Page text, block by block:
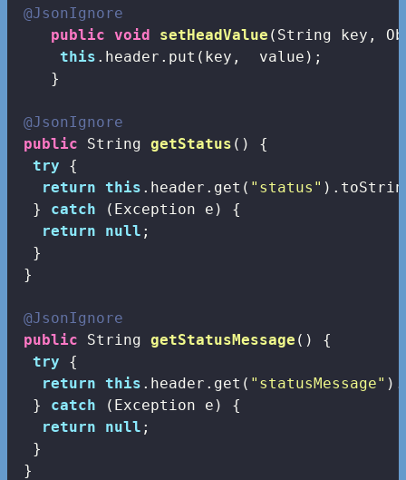
@JsonIgnore
public void setHeadValue (String key,
this .header.put(key,  value);
    }
@JsonIgnore
public String getStatus ()
{
try {
return this .header.get( "status"
  }
catch (Exception e) {
return
null ;
  }
}
@JsonIgnore
public String getStatusMessage ()
{
try {
return this .header.get( "statusMessage"
  }
catch (Exception e) {
return
null ;
  }
}